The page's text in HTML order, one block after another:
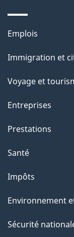
l
a
a
g
"
Thèmes
sujets
Emplois
Immigration et
Voyage et
Entreprises
Prestations
Santé
Impôts
Environnement
Sécurité